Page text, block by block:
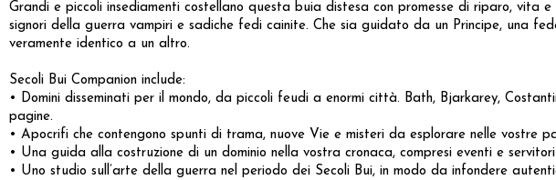
Grandi e piccoli insediamenti costellano questa buia distesa con promesse di riparo,
signori della guerra vampiri e sadiche fedi cainite. Che sia guidato da un Principe, una
veramente identico a un altro.
Secoli Bui Companion include:
• Domini disseminati per il mondo, da piccoli feudi a enormi città. Bath, Bjarkarey,
pagine.
• Apocrifi che contengono spunti di trama, nuove Vie e misteri da esplorare nelle vostre
• Una guida alla costruzione di un dominio nella vostra cronaca, compresi eventi e
• Uno studio sull’arte della guerra nel periodo dei Secoli Bui, in modo da infondere